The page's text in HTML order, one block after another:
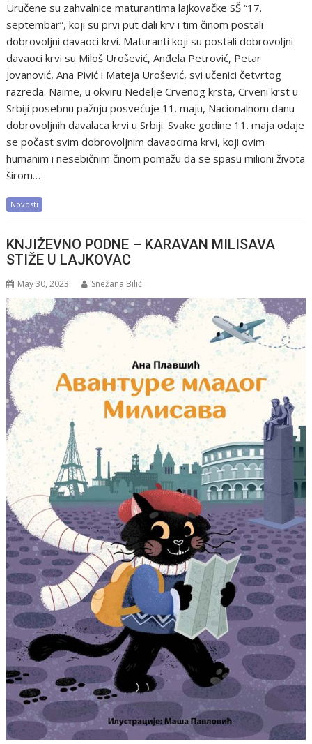
Uručene su zahvalnice maturantima lajkovačke SŠ “17.
septembar”, koji su prvi put dali krv i tim činom postali
dobrovoljni davaoci krvi. Maturanti koji su postali dobrovoljni
davaoci krvi su Miloš Urošević, Anđela Petrović, Petar
Jovanović, Ana Pivić i Mateja Urošević, svi učenici četvrtog
razreda. Naime, u okviru Nedelje Crvenog krsta, Crveni krst u
Srbiji posebnu pažnju posvećuje 11. maju, Nacionalnom danu
dobrovoljnih davalaca krvi u Srbiji. Svake godine 11. maja odaje
se počast svim dobrovoljnim davaocima krvi, koji ovim
humanim i nesebičnim činom pomažu da se spasu milioni života
širom…
Novosti
KNJIŽEVNO PODNE – KARAVAN MILISAVA
STIŽE U LAJKOVAC
May 30, 2023 Snežana Bilić